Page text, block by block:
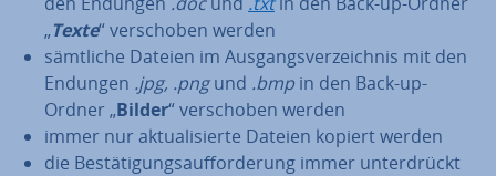
„Texte“ ver­scho­ben werden
sämtliche Dateien im Aus­gangs­ver­zeich­nis mit den
Endungen .jpg, .pngund .bmp in den Back-up-
Ordner „Bilder“ ver­scho­ben werden
immer nur ak­tua­li­sier­te Dateien kopiert werden
die Be­stä­ti­gungs­auf­for­de­rung immer un­ter­drückt